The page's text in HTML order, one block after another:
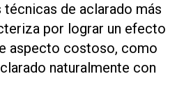
de aclarado más
por lograr un efecto
aspecto costoso, como
naturalmente con